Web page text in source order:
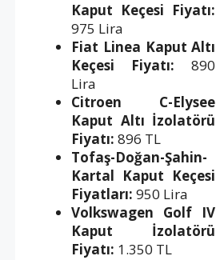
Kaput Keçesi Fiyatı:
975 Lira
Fiat Linea Kaput Altı
Keçesi Fiyatı: 890
Lira
Citroen C-Elysee
Kaput Altı İzolatörü
Fiyatı: 896 TL
Tofaş-Doğan-Şahin-
Kartal Kaput Keçesi
Fiyatları: 950 Lira
Volkswagen Golf IV
Kaput İzolatörü
Fiyatı: 1.350 TL